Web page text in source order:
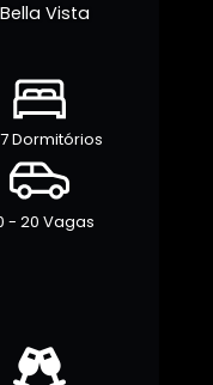
Vista
Dormitórios
- 20 Vagas